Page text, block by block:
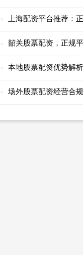
上海配资平台推荐：
韶关股票配资，正规
本地股票配资优势解析
场外股票配资经营合